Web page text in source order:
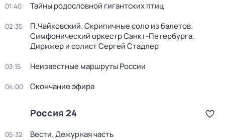
01:40 Тайны родословной гигантских птиц
02:35
П.Чайковский. Скрипичные соло из балетов.
Симфонический оркестр Санкт-Петербурга.
Дирижер и солист Сергей Стадлер
03:15 Неизвестные маршруты России
04:00 Окончание эфира
Россия 24
05:32 Вести. Дежурная часть